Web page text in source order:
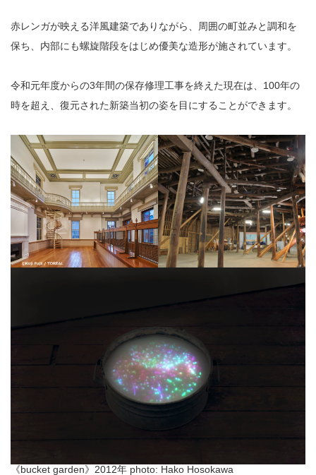
赤レンガが映える洋風建築でありながら、周囲の町並みと調和を
保ち、内部にも螺旋階段をはじめ優美な造形が施されています。
令和元年度からの3年間の保存修理工事を終えた現在は、100年の
時を超え、復元された新築当初の姿を目にすることができます。
《bucket garden》2012年 photo: Hako Hosokawa